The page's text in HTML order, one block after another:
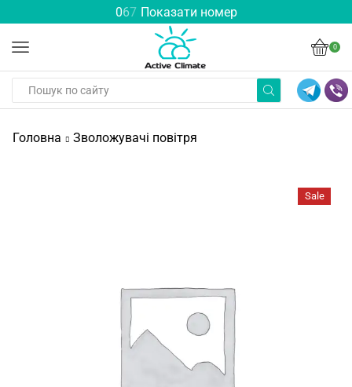
067 Показати номер
0
Головна Зволожувачі повітря
Sale